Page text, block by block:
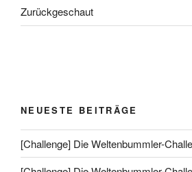
Zurückgeschaut
NEUESTE BEITRÄGE
[Challenge] Die Weltenbummler-